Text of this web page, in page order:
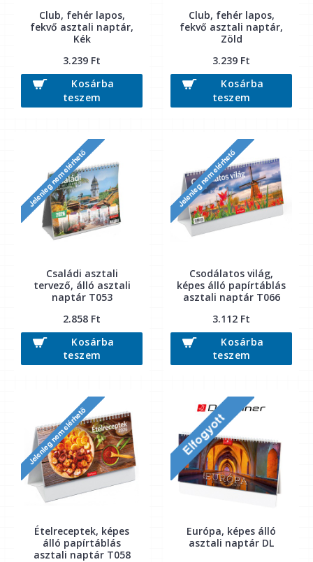
Club, fehér lapos,
fekvő asztali naptár,
Kék
3.239 Ft
Kosárba
teszem
Club, fehér lapos,
fekvő asztali naptár,
Zöld
3.239 Ft
Kosárba
teszem
Családi asztali
tervező, álló asztali
naptár T053
2.858 Ft
Kosárba
teszem
Csodálatos világ,
képes álló papírtáblás
asztali naptár T066
3.112 Ft
Kosárba
teszem
Ételreceptek, képes
álló papírtáblás
asztali naptár T058
Európa, képes álló
asztali naptár DL